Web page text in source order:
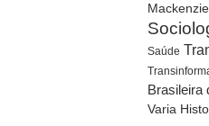
Mackenzie
Saúde
Brasileira
Varia